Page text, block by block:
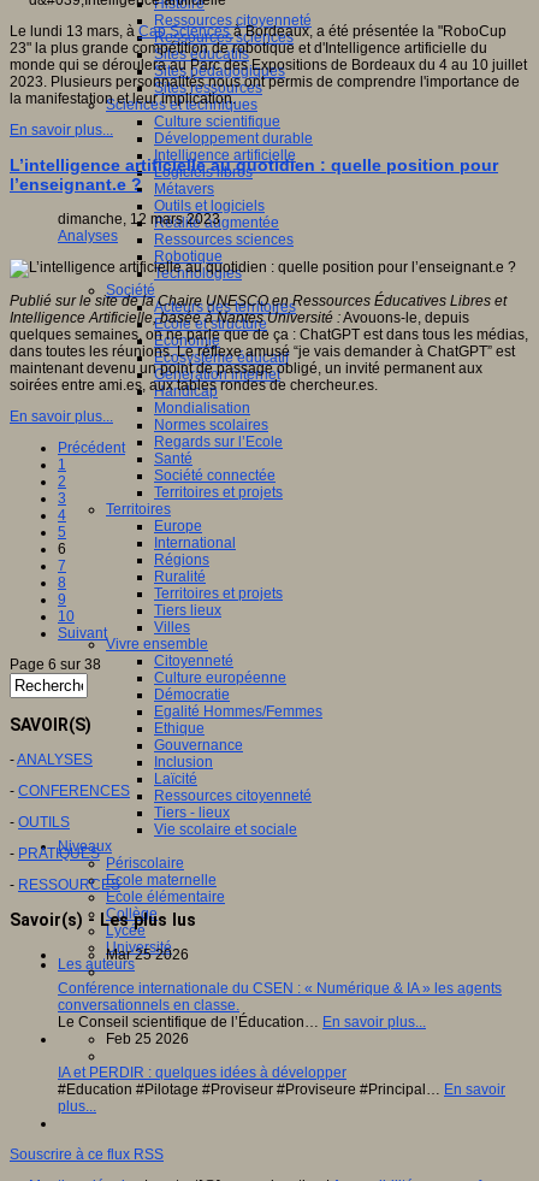
Histoire
Ressources citoyenneté
Ressources sciences
Sites éducatifs
Sites pédagogiques
Sites ressources
Sciences et techniques
Culture scientifique
Développement durable
Intelligence artificielle
Logiciels libres
Métavers
Outils et logiciels
Réalité augmentée
Ressources sciences
Robotique
Technologies
Société
Acteurs des territoires
Ecole et structure
Economie
Ecosystème éducatif
Génération internet
Handicap
Mondialisation
Normes scolaires
Regards sur l’Ecole
Santé
Société connectée
Territoires et projets
Territoires
Europe
International
Régions
Ruralité
Territoires et projets
Tiers lieux
Villes
Vivre ensemble
Citoyenneté
Culture européenne
Démocratie
Egalité Hommes/Femmes
Ethique
Gouvernance
Inclusion
Laïcité
Ressources citoyenneté
Tiers - lieux
Vie scolaire et sociale
Niveaux
Périscolaire
Ecole maternelle
Ecole élémentaire
Collège
Lycée
Université
Les auteurs
Le lundi 13 mars, à Cap Sciencesà Bordeaux, a été présentée la "RoboCup
23" la plus grande compétition de robotique et d'Intelligence artificielle du
monde qui se déroulera au Parc des Expositions de Bordeaux du 4 au 10 juillet
2023. Plusieurs personnalités nous ont permis de comprendre l'importance de
la manifestation et leur implication.
En savoir plus...
L’intelligence artificielle au quotidien : quelle position pour
l’enseignant.e ?
dimanche, 12 mars 2023
Analyses
Publié sur le site de la Chaire UNESCO en Ressources Éducatives Libres et
Intelligence Artificielle, basée à Nantes Université :Avouons-le, depuis
quelques semaines, on ne parle que de ça : ChatGPT est dans tous les médias,
dans toutes les réunions. Le réflexe amusé “je vais demander à ChatGPT” est
maintenant devenu un point de passage obligé, un invité permanent aux
soirées entre ami.es, aux tables rondes de chercheur.es.
En savoir plus...
Précédent
1
2
3
4
5
6
7
8
9
10
Suivant
Page 6 sur 38
SAVOIR(S)
-ANALYSES
- CONFERENCES
- OUTILS
- PRATIQUES
- RESSOURCES
Savoir(s) - Les plus lus
Mar 25 2026
Conférence internationale du CSEN : « Numérique & IA » les agents
conversationnels en classe.
Le Conseil scientifique de l’Éducation… En savoir plus...
Feb 25 2026
IA et PERDIR : quelques idées à développer
#Education #Pilotage #Proviseur #Proviseure #Principal… En savoir
plus...
Souscrire à ce flux RSS